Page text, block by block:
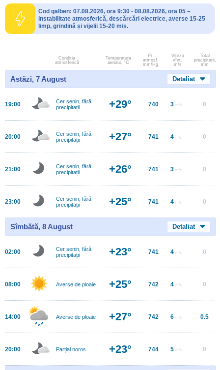
Cod galben: 07.08.2026, ora 9:30 - 08.08.2026, ora 05 –
instabilitate atmosferică, descărcări electrice, averse 15-25
l/mp, grindină și vijelii 15-20 m/s.
Conditia
atmosferică
Temperatura
aerului, °C
Pr.
atmosf.
mm/Hg
Viteza
vînt.
m/s
Total
precipitații,
mm
Astăzi, 7 August Detaliat
19:00
Cer senin, fără
precipitații
+29° 740 3 m/s 0
20:00
Cer senin, fără
precipitații
+27° 741 4 m/s 0
21:00
Cer senin, fără
precipitații
+26° 741 3 m/s 0
23:00
Cer senin, fără
precipitații
+25° 741 4 m/s 0
Sîmbătă, 8 August Detaliat
02:00
Cer senin, fără
precipitații
+23° 741 4 m/s 0
08:00 Averse de ploaie +25° 742 4 m/s 0
14:00 Averse de ploaie +27° 742 6 m/s 0.5
20:00 Parțial noros +23° 744 5 m/s 0